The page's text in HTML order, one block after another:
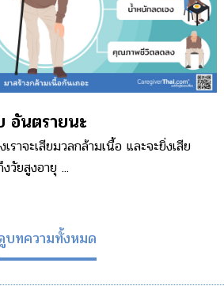
อันตรายนะ
ราจะเสียมวลกล้ามเนื้อ และจะยิ่งเสีย
วัยสูงอายุ ...
บทความทั้งหมด